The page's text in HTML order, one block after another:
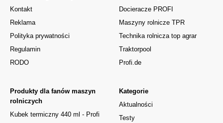
Kontakt
Reklama
Polityka prywatności
Regulamin
RODO
Kategorie
Aktualności
Testy
Produkty dla fanów maszyn
rolniczych
Kubek termiczny 440 ml - Profi
Docieracze PROFI
Maszyny rolnicze TPR
Technika rolnicza top agrar
Traktorpool
Profi.de